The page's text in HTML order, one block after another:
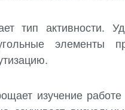
тип активности.
элементы
изучение